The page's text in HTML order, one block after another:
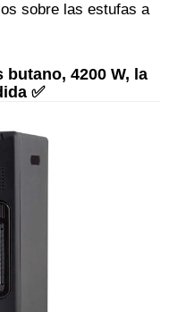
sobre las estufas a
butano, 4200 W, la
✅